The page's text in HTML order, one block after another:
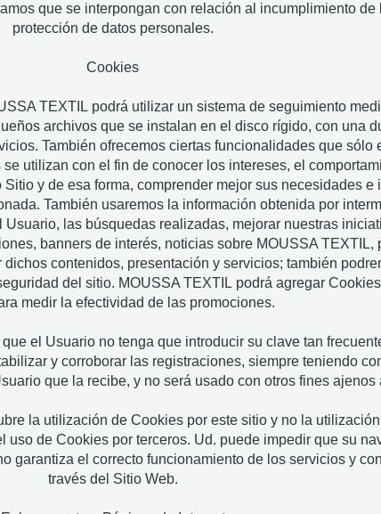
que se interpongan con relación al incumplimiento de
protección de datos personales.
Cookies
TEXTIL podrá utilizar un sistema de seguimiento
archivos que se instalan en el disco rígido, con una
También ofrecemos ciertas funcionalidades que sólo
utilizan con el fin de conocer los intereses, el
y de esa forma, comprender mejor sus necesidades e
También usaremos la información obtenida por
las búsquedas realizadas, mejorar nuestras
banners de interés, noticias sobre MOUSSA TEXTIL,
contenidos, presentación y servicios; también
del sitio. MOUSSA TEXTIL podrá agregar
medir la efectividad de las promociones.
el Usuario no tenga que introducir su clave tan
y corroborar las registraciones, siempre teniendo
que la recibe, y no será usado con otros fines ajenos
la utilización de Cookies por este sitio y no la
uso de Cookies por terceros. Ud. puede impedir que su
garantiza el correcto funcionamiento de los servicios y
través del Sitio Web.